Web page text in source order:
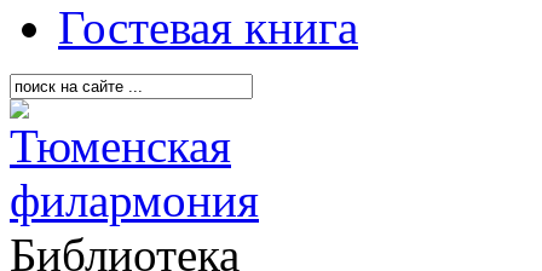
Гостевая книга
Библиотека